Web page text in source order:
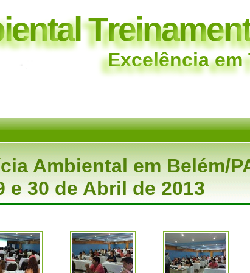
iental Treinamen
Excelência em
Ambiental em Belém/
e 30 de Abril de 2013